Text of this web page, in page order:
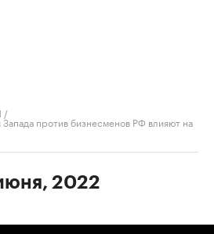
/
против бизнесменов РФ влияют на
2022